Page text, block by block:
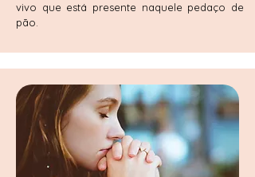
vivo que está presente naquele pedaço de
pão.